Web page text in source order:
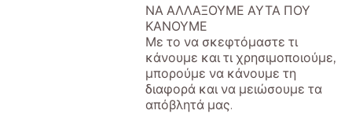
ΝΑ ΑΛΛΑΞΟΥΜΕ ΑΥΤΑ ΠΟΥ
ΚΑΝΟΥΜΕ
Με το να σκεφτόμαστε τι
κάνουμε και τι χρησιμοποιούμε,
μπορούμε να κάνουμε τη
διαφορά και να μειώσουμε τα
απόβλητά μας.